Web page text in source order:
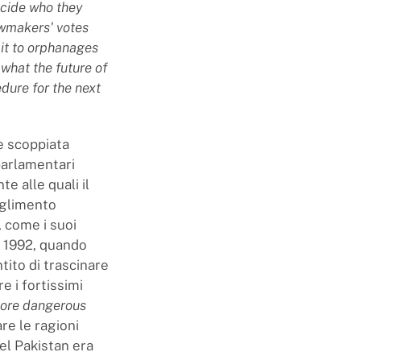
who they
votes
to orphanages
the future of
for the next
scoppiata
alle quali il
i suoi
quando
di trascinare
i fortissimi
dangerous
le ragioni
Pakistan era